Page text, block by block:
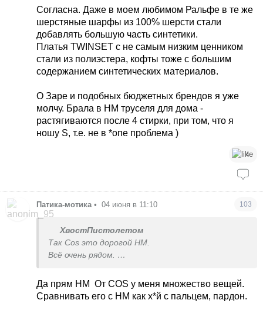
тоже были неплохие вещи. Но так же и
нравились только пара за коллекцию.
Я больше люблю манго и с&а. Ersting Family
неплохого качества, но там все на меня
огромное. Only, Véro moda есть в гардеробе.
вещей более менее.
Согласна. Даже в моем любимом Ральфе в те же
шерстяные шарфы из 100% шерсти стали
добавлять большую часть синтетики.
Платья TWINSET с не самым низким ценником
стали из полиэстера, кофты тоже с большим
содержанием синтетических материалов.
О Заре и подобных бюджетных брендов я уже
молчу. Брала в НМ труселя для дома -
растягиваются после 4 стирки, при том, что я
ношу S, т.е. не в *опе проблема )
4
Патика-мотика • 04 июня в 11:10 103
ХвостПистолетом
Так Cos это дорогой HM.
Всё очень рядом.
хорошего качества
Да прям НМ От СОS у меня множество вещей.
Сравнивать его с НМ как х*й с пальцем, пардон.